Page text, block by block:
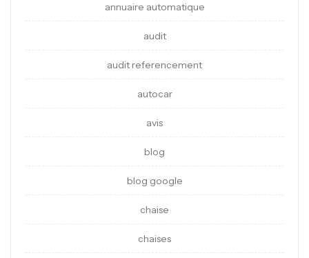
annuaire automatique
audit
audit referencement
autocar
avis
blog
blog google
chaise
chaises